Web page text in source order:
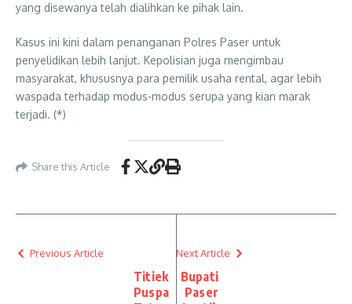
yang disewanya telah dialihkan ke pihak lain.
Kasus ini kini dalam penanganan Polres Paser untuk
penyelidikan lebih lanjut. Kepolisian juga mengimbau
masyarakat, khususnya para pemilik usaha rental, agar lebih
waspada terhadap modus-modus serupa yang kian marak
terjadi. (*)
Share this Article
Previous Article
Titiek
Puspa
Next Article
Bupati
Paser